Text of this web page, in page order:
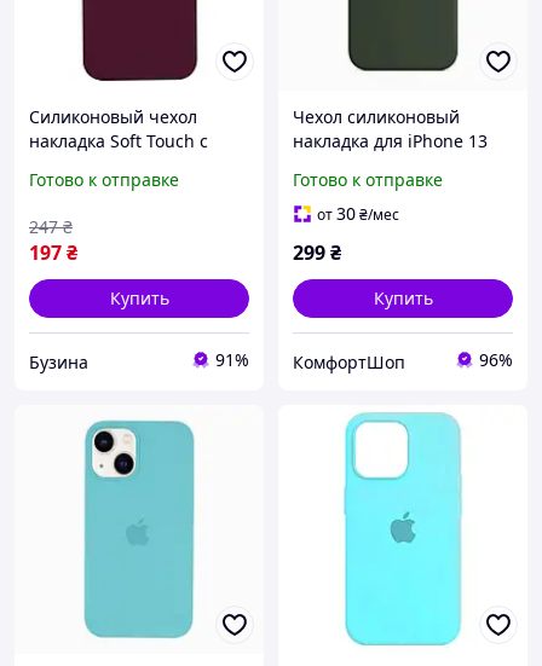
Силиконовый чехол
накладка Soft Touch с
смартфона iPhone 13 Pro
Готово к отправке
197₴
247 ₴
Купить
Бузина 91%
Чехол силиконовый
накладка для iPhone 13
противоударный легкий
прочный темно зеленый
Готово к отправке
от30₴/мес
299₴
Купить
КомфортШоп 96%